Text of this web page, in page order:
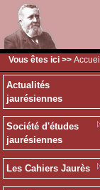
Vous êtes ici >> Accueil
Actualités
jaurésiennes
Société d'études
jaurésiennes
Les Cahiers Jaurès